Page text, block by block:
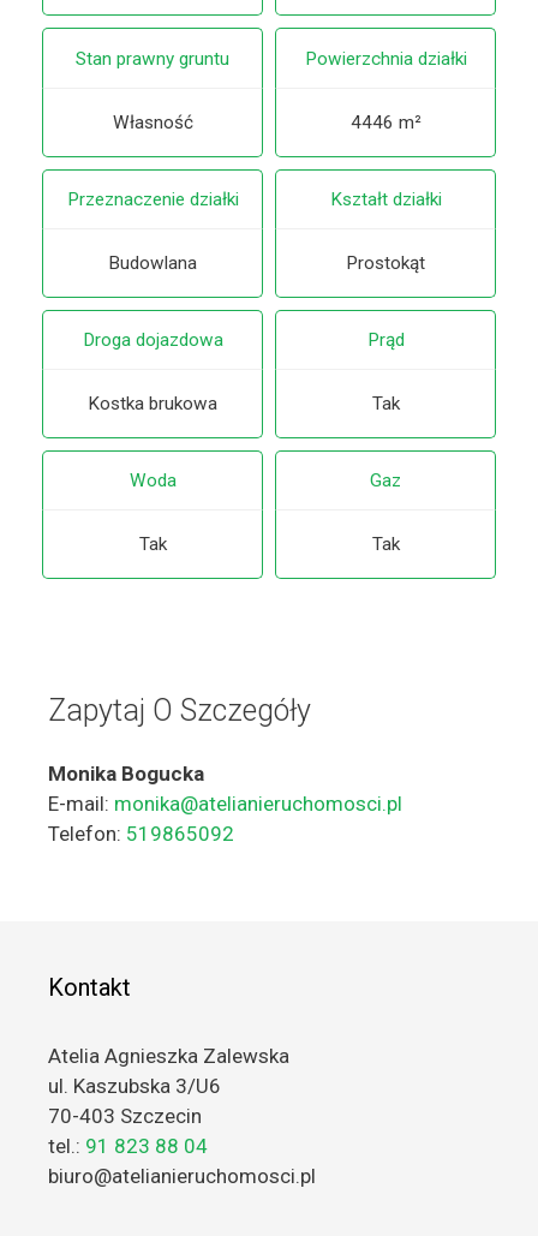
Stan prawny gruntu
Własność
Powierzchnia działki
4446 m²
Przeznaczenie działki
Budowlana
Kształt działki
Prostokąt
Droga dojazdowa
Kostka brukowa
Prąd
Tak
Woda
Tak
Gaz
Tak
Zapytaj O Szczegóły
Monika Bogucka
E-mail: monika@atelianieruchomosci.pl
Telefon: 519865092
Kontakt
Atelia Agnieszka Zalewska
ul. Kaszubska 3/U6
70-403 Szczecin
tel.: 91 823 88 04
biuro@atelianieruchomosci.pl